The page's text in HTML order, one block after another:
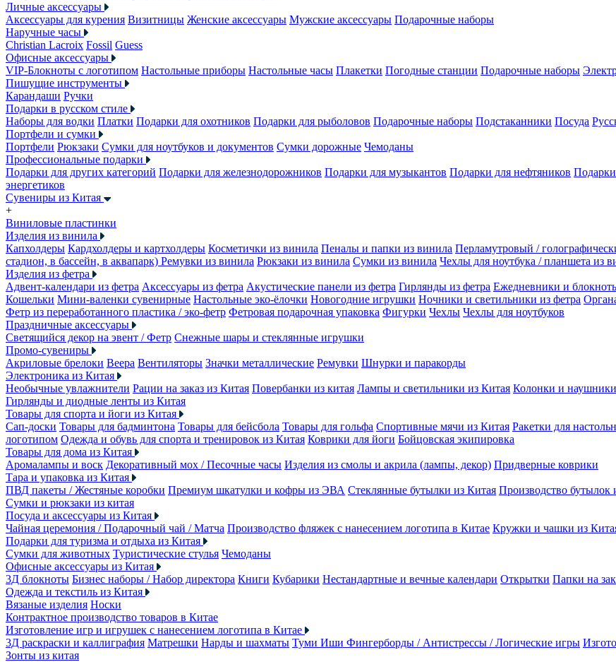
Личные аксессуары
Аксессуары для курения Визитницы Женские аксессуары Мужские аксессуары Подарочные наборы
Наручные часы
Christian Lacroix Fossil Guess
Офисные аксессуары
VIP-Блокноты с логотипом Настольные приборы Настольные часы Плакетки Погодные станции Подарочные наборы
Пишущие инструменты
Карандаши Ручки
Подарки в русском стиле
Наборы для водки Платки Подарки для охотников Подарки для рыболовов Подарочные наборы Подстаканники Посуда
Портфели и сумки
Портфели Рюкзаки Сумки для ноутбуков и документов Сумки дорожные Чемоданы
Профессиональные подарки
Подарки для других категорий Подарки для железнодорожников Подарки для музыкантов Подарки для нефтяников Подарки
энергетиков
Сувениры из Китая
+
Виниловые пластинки
Изделия из винила
Капхолдеры Кардхолдеры и картхолдеры Косметички из винила Пеналы и папки из винила Перламутровый /
стадион, в бассейн, в аквапарк) Ремувки из винила Рюкзаки из винила Сумки из винила Чехлы для ноутбука / планшета из
Изделия из фетра
Адвент-календари из фетра Аксессуары из фетра Акустические панели из фетра Гирлянды из фетра Ежедневники и
Кошельки Мини-валенки сувенирные Настольные эко-ёлочки Новогодние игрушки Ночники и светильники из фетра
Фетр из переработанного пластика / эко-фетр Фетровая подарочная упаковка Фигурки Чехлы Чехлы для ноутбуков
Праздничные аксессуары
Светящийся декор на эвент / Фетр Снежные шары и стеклянные игрушки
Промо-сувениры
Акриловые брелоки Веера Вентиляторы Значки металлические Ремувки Шнурки и паракорды
Электроника из Китая
Необычные увлажнители Рации на заказ из Китая Повербанки из китая Лампы и светильники из Китая Колонки и
Гирлянды и диодные ленты из Китая
Товары для спорта и йоги из Китая
Сап-доски Товары для бадминтона Товары для бейсбола Товары для гольфа Спортивные мячи из Китая Ракетки для
логотипом Одежда и обувь для спорта и тренировок из Китая Коврики для йоги Бойцовская экипировка
Товары для дома из Китая
Аромалампы и воск Декоративный мох / Песочные часы Изделия из смолы и акрила (лампы, декор) Придверные коврики
Тара и упаковка из Китая
ПВД пакеты / Жестяные коробки Премиум шкатулки и кофры из ЭВА Стеклянные бутылки из Китая Производство бутылок
Сумки и рюкзаки из китая
Посуда и аксессуары из Китая
Чайная церемония / Подарочный чай / Матча Производство фляжек с нанесением логотипа в Китае Кружки и чашки из
Подарки для туризма и отдыха из Китая
Сумки для животных Туристические стулья Чемоданы
Офисные аксессуары из Китая
3Д блокноты Бизнес наборы / Набор директора Книги Кубарики Нестандартные и вечные календари Открытки Папки на
Одежда и текстиль из Китая
Вязаные изделия Носки
Контрактное производство товаров в Китае
Изготовление игр и игрушек с нанесением логотипа в Китае
3Д раскраски и каллиграфия Матрешки Нарды и шахматы Туми Иши Фингерборды / Антистрессы / Логические игры
Зонты из китая